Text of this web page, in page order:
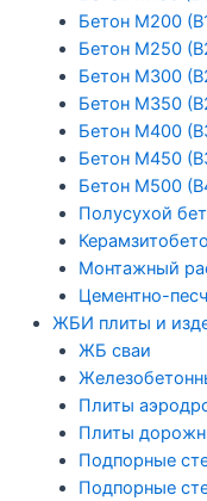
Бетон М200
Бетон М250
Бетон М300
Бетон М350
Бетон М400
Бетон М450
Бетон М500
Полусухой
Монтажный
Цементно-
ЖБИ плиты и
ЖБ сваи
Плиты
Плиты
Подпорные
Подпорные